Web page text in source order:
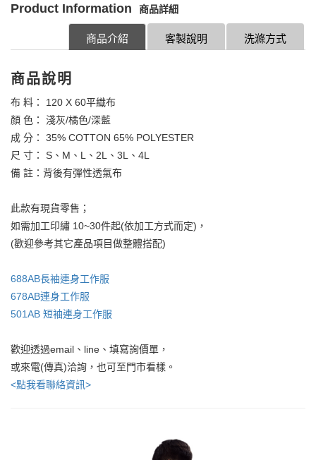
Product Information 商品詳細
洗滌方式
客製說明
商品介紹
商品說明
布 料： 120 X 60平織布
顏 色： 淺灰/橘色/深藍
成 分： 35% COTTON 65% POLYESTER
尺 寸： S、M、L、2L、3L、4L
備 註：背後有彈性透氣布
此款有現貨零售；
如需加工印繡 10~30件起(依加工方式而定)，
(歡迎參考其它產品項目做整體搭配)
688AB長袖連身工作服
678AB連身工作服
501AB 短袖連身工作服
歡迎透過email、line、填寫詢價單，
或來電(傳真)洽詢，也可至門市看樣。
<點我看聯絡資訊>